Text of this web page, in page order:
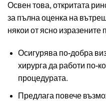
Освен това, откритата
за пълна оценка на
някои от ясно изразените
Осигурява по-добра
хирурга да работи по-
процедурата.
Предлага повече